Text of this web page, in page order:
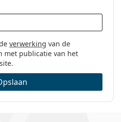
verwerking van de
met publicatie van het